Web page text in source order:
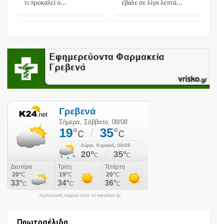
τι προκαλεί ο…
έβαλε σε λίγα λεπτά…
πρόγνωση καιρού από το weather.gr